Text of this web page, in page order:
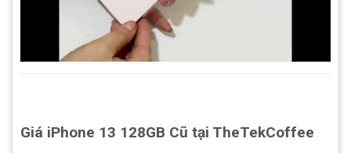
Giá iPhone 13 128GB Cũ tại TheTekCoffee